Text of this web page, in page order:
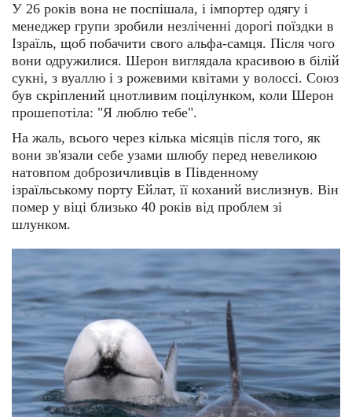
У 26 років вона не поспішала, і імпортер одягу і
менеджер групи зробили незліченні дорогі поїздки в
Ізраїль, щоб побачити свого альфа-самця. Після чого
вони одружилися. Шерон виглядала красивою в білій
сукні, з вуаллю і з рожевими квітами у волоссі. Союз
був скріплений цнотливим поцілунком, коли Шерон
прошепотіла: "Я люблю тебе".
На жаль, всього через кілька місяців після того, як
вони зв'язали себе узами шлюбу перед невеликою
натовпом доброзичливців в Південному
ізраїльському порту Ейлат, її коханий вислизнув. Він
помер у віці близько 40 років від проблем зі
шлунком.